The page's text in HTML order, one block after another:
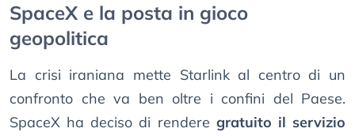
SpaceX e la posta in gioco
geopolitica
La crisi iraniana mette Starlink al centro di un
confronto che va ben oltre i confini del Paese.
SpaceX ha deciso di rendere gratuito il servizio